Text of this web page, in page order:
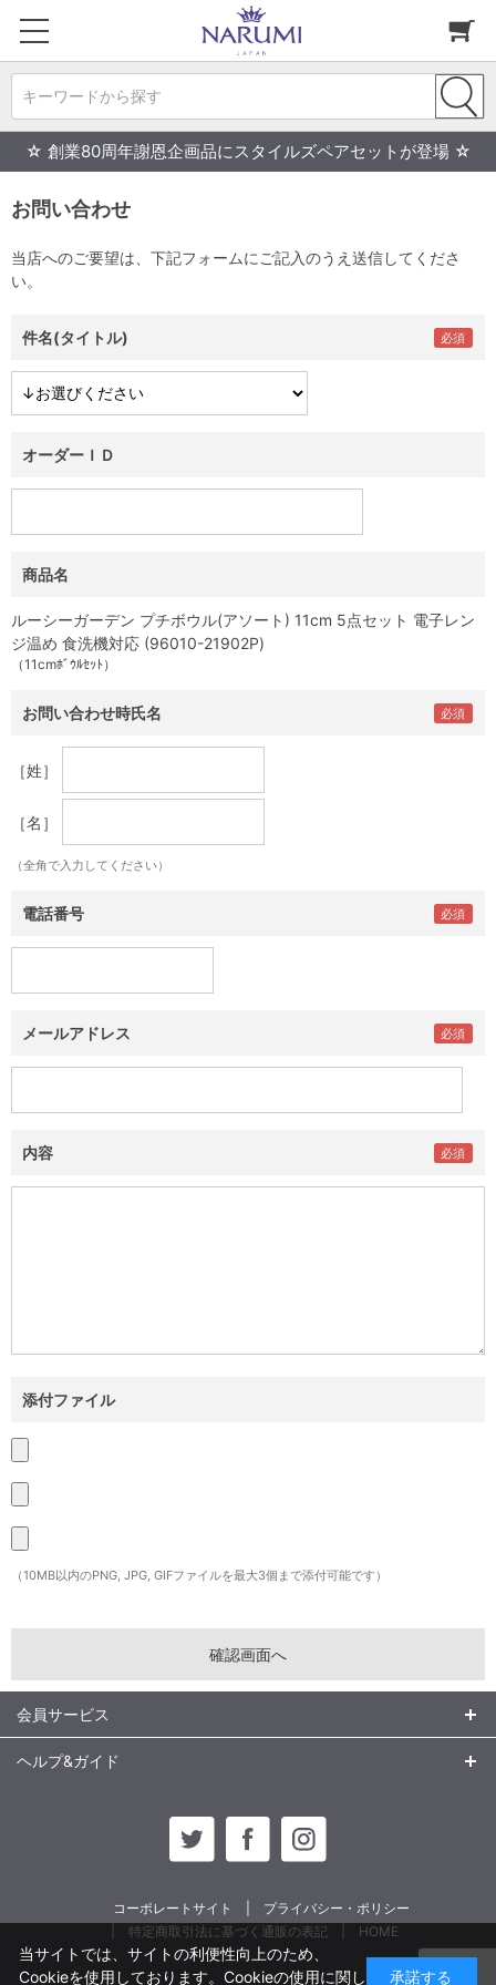
キーワードから探す
☆ 創業80周年謝恩企画品にスタイルズペアセットが登場 ☆
お問い合わせ
当店へのご要望は、下記フォームにご記入のうえ送信してくださ
い。
件名(タイトル)
オーダーＩＤ
商品名
ルーシーガーデン プチボウル(アソート) 11cm 5点セット 電子レン
ジ温め 食洗機対応 (96010-21902P)
（11cmﾎﾞｳﾙｾｯﾄ）
お問い合わせ時氏名
［姓］
［名］
（全角で入力してください）
電話番号
メールアドレス
内容
添付ファイル
（10MB以内のPNG, JPG, GIFファイルを最大3個まで添付可能です）
会員サービス
ヘルプ&ガイド
コーポレートサイト
プライバシー・ポリシー
特定商取引法に基づく通販の表記
HOME
当サイトでは、サイトの利便性向上のため、
Cookieを使用しております。Cookieの使用に関し
承諾する